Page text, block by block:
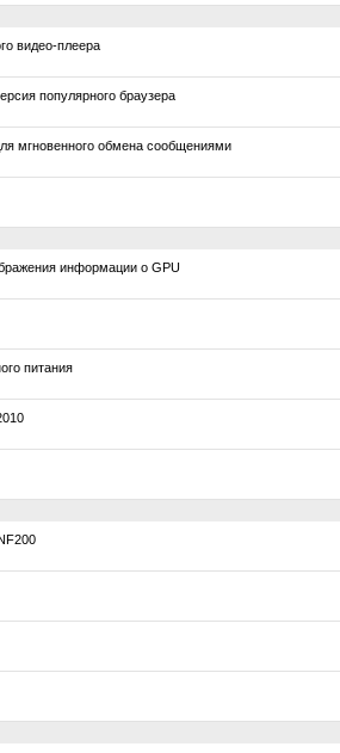
видео-плеера
популярного браузера
мгновенного обмена сообщениями
информации о GPU
питания